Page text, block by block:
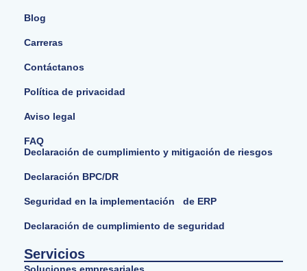
Blog
Carreras
Contáctanos
Política de privacidad
Aviso legal
FAQ
Declaración de cumplimiento y mitigación de riesgos
Declaración BPC/DR
Seguridad en la implementación de ERP
Declaración de cumplimiento de seguridad
Servicios